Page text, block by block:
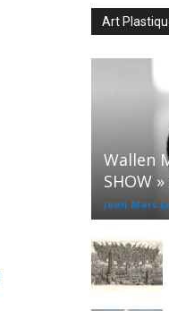
Art
Wallen
SHOW
Jean Marc